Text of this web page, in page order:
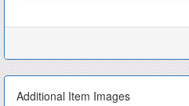
Additional Item Images